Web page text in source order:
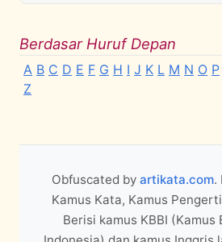
Berdasar Huruf Depan
A B C D E F G H I J K L M N O P
Z
Obfuscated by artikata.com.
Kamus Kata, Kamus
Berisi kamus KBBI (Kamus